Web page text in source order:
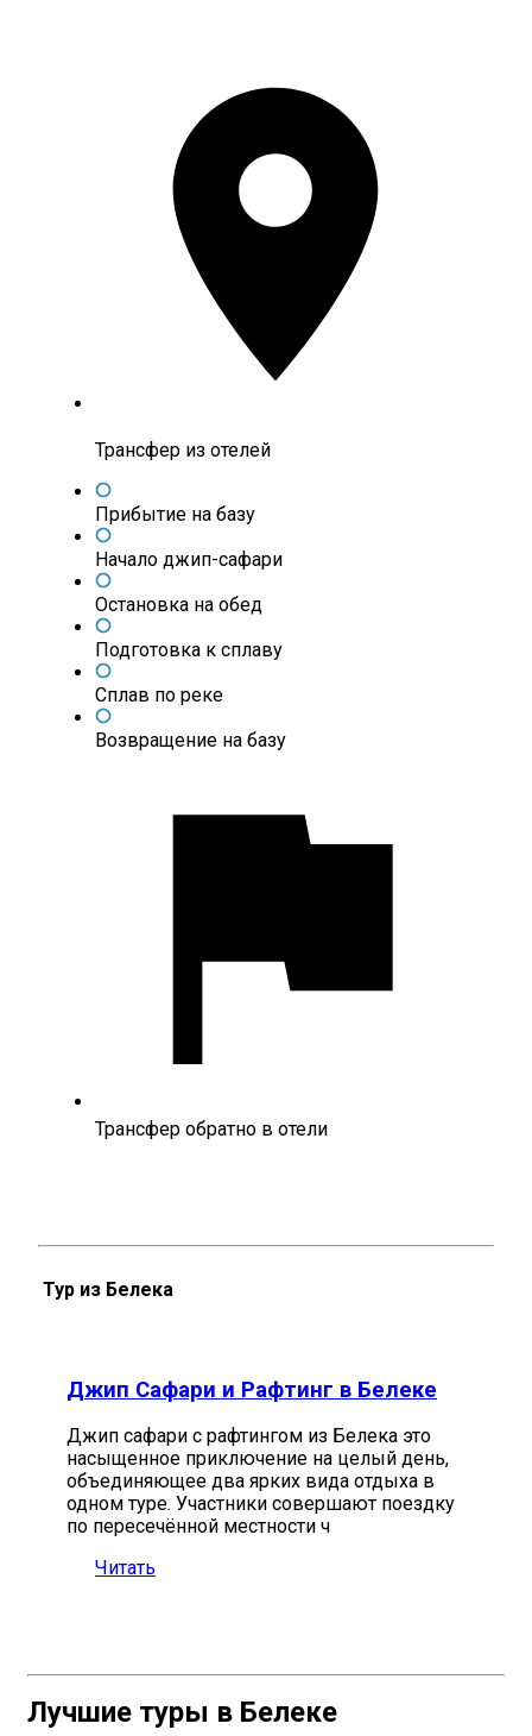
Трансфер из отелей
Прибытие на базу
Начало джип-сафари
Остановка на обед
Подготовка к сплаву
Сплав по реке
Возвращение на базу
Трансфер обратно в отели
Тур из Белека
Джип Сафари и Рафтинг в Белеке
Джип сафари с рафтингом из Белека это
насыщенное приключение на целый день,
объединяющее два ярких вида отдыха в
одном туре. Участники совершают поездку
по пересечённой местности ч
Читать
Лучшие туры в Белеке